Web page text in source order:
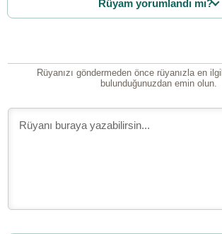
Rüyam yorumlandı mı?
Rüyanızı göndermeden önce rüyanızla en
bulunduğunuzdan emin olun.